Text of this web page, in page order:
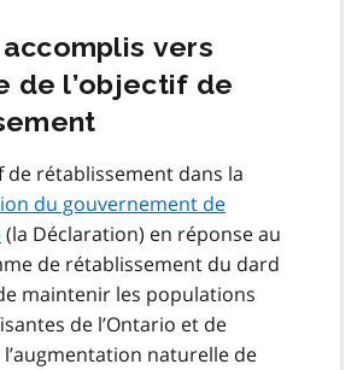
vers
de l’objectif de
de rétablissement dans la
du gouvernement de
(la Déclaration) en réponse au
de rétablissement du dard
maintenir les populations
de l’Ontario et de
naturelle de